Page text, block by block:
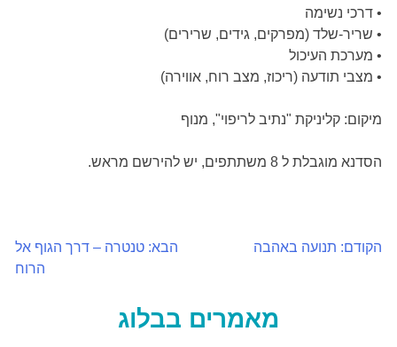
• דרכי נשימה
• שריר-שלד (מפרקים, גידים, שרירים)
• מערכת העיכול
• מצבי תודעה (ריכוז, מצב רוח, אווירה)
מיקום: קליניקת "נתיב לריפוי", מנוף
הסדנא מוגבלת ל 8 משתתפים, יש להירשם מראש.
ניווט
הקודם: תנועה באהבה הבא: טנטרה – דרך הגוף אל
הרוח
מאמרים בבלוג